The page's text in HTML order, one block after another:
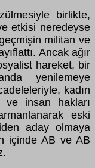
zü lmesiyle birlikte,
etkisi neredeyse
çmişin militan ve
Ancak ağır
hareket, bir
yenilemeye
kadın
ve insan hakları
eski
aday olmaya
içinde AB ve AB